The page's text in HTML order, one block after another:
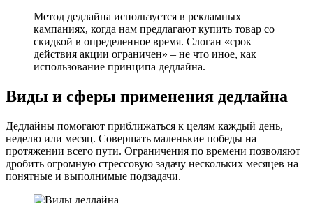
Метод дедлайна используется в рекламных
кампаниях, когда нам предлагают купить товар со
скидкой в определенное время. Слоган «срок
действия акции ограничен» – не что иное, как
использование принципа дедлайна.
Виды и сферы применения дедлайна
Дедлайны помогают приближаться к целям каждый день,
неделю или месяц. Совершать маленькие победы на
протяжении всего пути. Ограничения по времени позволяют
дробить огромную стрессовую задачу нескольких месяцев на
понятные и выполнимые подзадачи.